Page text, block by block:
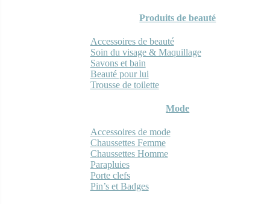
Produits de beauté
Accessoires de beauté
Soin du visage & Maquillage
Savons et bain
Beauté pour lui
Trousse de toilette
Mode
Accessoires de mode
Chaussettes Femme
Chaussettes Homme
Parapluies
Porte clefs
Pin’s et Badges